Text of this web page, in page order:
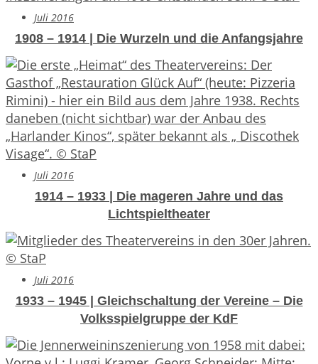
Juli 2016
1908 – 1914 | Die Wurzeln und die Anfangsjahre
Juli 2016
1914 – 1933 | Die mageren Jahre und das
Lichtspieltheater
Juli 2016
1933 – 1945 | Gleichschaltung der Vereine – Die
Volksspielgruppe der KdF